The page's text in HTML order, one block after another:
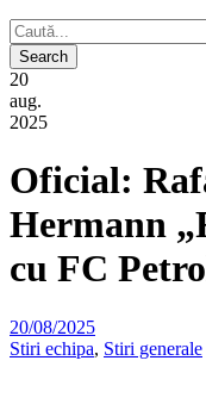
20
aug.
2025
Oficial:
Hermann
cu FC
20/08/2025
Stiri echipa, Stiri generale